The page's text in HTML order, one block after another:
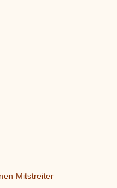
Mitstreiter